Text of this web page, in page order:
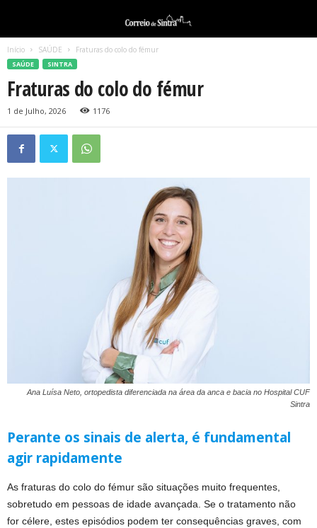
Início SAÚDE Fraturas do colo do fémur
SAÚDE SINTRA
Fraturas do colo do fémur
1 de Julho, 2026 1176
Ana Luísa Neto, ortopedista diferenciada na área da anca e bacia no Hospital CUF
Sintra
Perante os sinais de alerta, é fundamental
agir rapidamente
As fraturas do colo do fémur são situações muito frequentes,
sobretudo em pessoas de idade avançada. Se o tratamento não
for célere, estes episódios podem ter consequências graves, com